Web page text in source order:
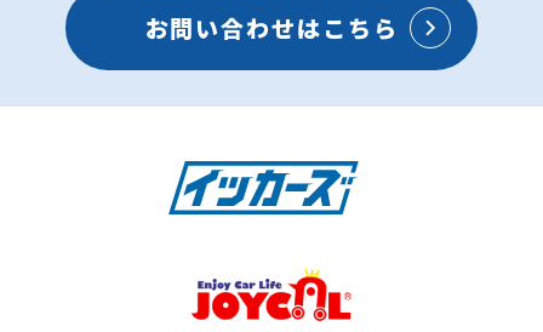
トヨタ
お問い合わせはこちら